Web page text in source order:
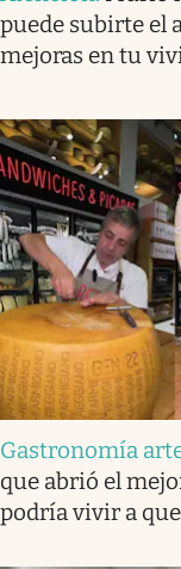
puede subirte el
mejoras en tu
Gastronomía
que abrió el
podría vivir a